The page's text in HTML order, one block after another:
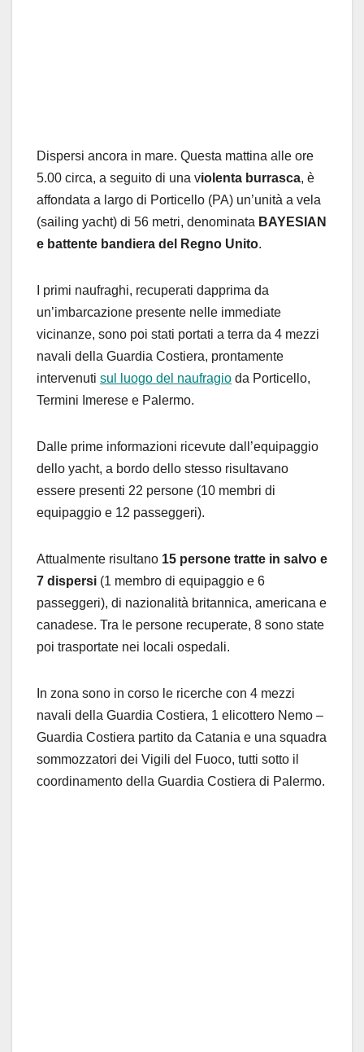
Dispersi ancora in mare. Questa mattina alle ore
5.00 circa, a seguito di una violenta burrasca, è
affondata a largo di Porticello (PA) un’unità a vela
(sailing yacht) di 56 metri, denominata BAYESIAN
e battente bandiera del Regno Unito.
I primi naufraghi, recuperati dapprima da
un’imbarcazione presente nelle immediate
vicinanze, sono poi stati portati a terra da 4 mezzi
navali della Guardia Costiera, prontamente
intervenuti sul luogo del naufragio da Porticello,
Termini Imerese e Palermo.
Dalle prime informazioni ricevute dall’equipaggio
dello yacht, a bordo dello stesso risultavano
essere presenti 22 persone (10 membri di
equipaggio e 12 passeggeri).
Attualmente risultano 15 persone tratte in salvo e
7 dispersi (1 membro di equipaggio e 6
passeggeri), di nazionalità britannica, americana e
canadese. Tra le persone recuperate, 8 sono state
poi trasportate nei locali ospedali.
In zona sono in corso le ricerche con 4 mezzi
navali della Guardia Costiera, 1 elicottero Nemo –
Guardia Costiera partito da Catania e una squadra
sommozzatori dei Vigili del Fuoco, tutti sotto il
coordinamento della Guardia Costiera di Palermo.